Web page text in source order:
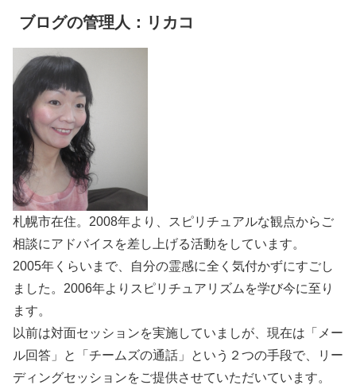
ブログの管理人：リカコ
札幌市在住。2008年より、スピリチュアルな観点からご
相談にアドバイスを差し上げる活動をしています。
2005年くらいまで、自分の霊感に全く気付かずにすごし
ました。2006年よりスピリチュアリズムを学び今に至り
ます。
以前は対面セッションを実施していましが、現在は「メー
ル回答」と「チームズの通話」という２つの手段で、リー
ディングセッションをご提供させていただいています。